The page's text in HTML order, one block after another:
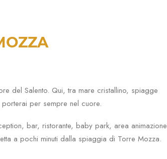
del Salento. Qui, tra mare cristallino, spiagge
per sempre nel cuore.
bar, ristorante, baby park, area animazione
a pochi minuti dalla spiaggia di Torre Mozza.